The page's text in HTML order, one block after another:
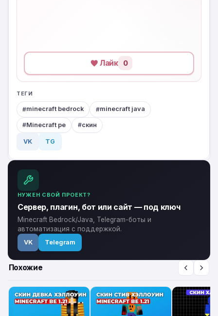
Лайк 0
ТЕГИ
minecraft bedrock minecraft java
Minecraft pe скин
VK TG
НУЖЕН СВОЙ ПРОЕКТ?
Сервер, плагин, бот или сайт — под ключ
Minecraft Bedrock/Java, Telegram-боты и
автоматизация с поддержкой.
VK Telegram
Похожие